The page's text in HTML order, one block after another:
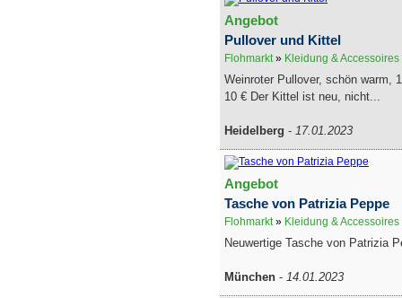
Angebot
Pullover und Kittel
Flohmarkt» Kleidung & Accessoires
Weinroter Pullover, schön warm,
10 € Der Kittel ist neu, nicht...
Heidelberg - 17.01.2023
Angebot
Tasche von Patrizia Peppe
Flohmarkt» Kleidung & Accessoires
Neuwertige Tasche von Patrizia
München - 14.01.2023